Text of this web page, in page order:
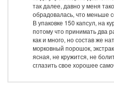
так далее, давно у меня
обрадовалась, что меньше
В упаковке 150 капсул, на
потому что принимать два
как и много, но состав же
морковный порошок,
ясная, не кружится, не
сглазить свое хорошее